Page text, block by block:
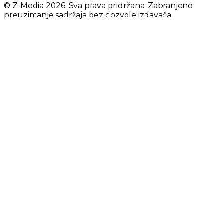
© Z-Media 2026. Sva prava pridržana. Zabranjeno
preuzimanje sadržaja bez dozvole izdavača.